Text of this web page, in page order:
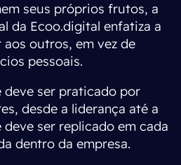
seus próprios frutos, a
da Ecoo.digital enfatiza a
outros, em vez de
pessoais.
deve ser praticado por
desde a liderança até a
ser replicado em cada
dentro da empresa.